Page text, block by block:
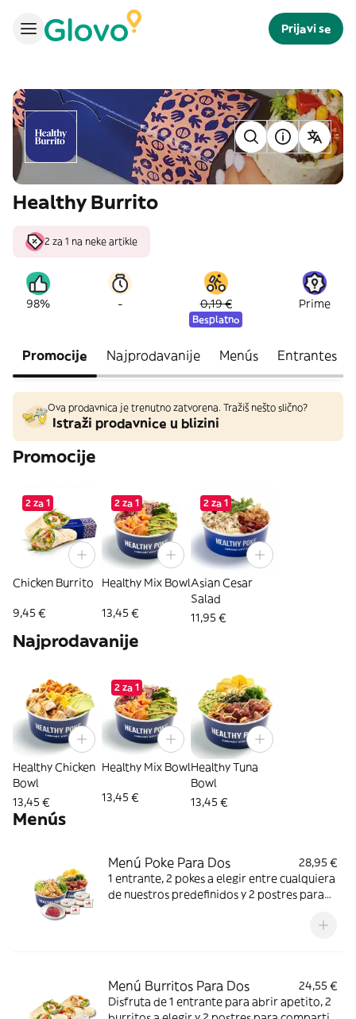
Prijavi se
Healthy Burrito
2 za 1 na neke artikle
98% - 0,19 €
Besplatno
Prime
Promocije Najprodavanije Menús Entrantes
Ova prodavnica je trenutno zatvorena. Tražiš nešto slično?
Istraži prodavnice u blizini
Promocije
2 za 1
Chicken Burrito
9,45 €
2 za 1
Healthy Mix Bowl
13,45 €
2 za 1
Asian Cesar
Salad
11,95 €
Najprodavanije
Healthy Chicken
Bowl
13,45 €
2 za 1
Healthy Mix Bowl
13,45 €
Healthy Tuna
Bowl
13,45 €
Menús
Menú Poke Para Dos
28,95 €
1 entrante, 2 pokes a elegir entre cualquiera
de nuestros predefinidos y 2 postres para
Menú Burritos Para Dos
24,55 €
Disfruta de 1 entrante para abrir apetito, 2